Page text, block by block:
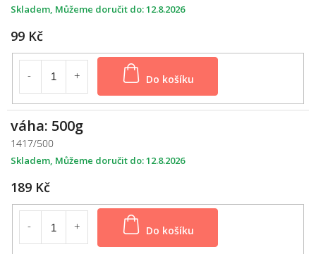
99 Kč
Do košíku
Skladem 12.8.2026
váha: 500g
1417/500
189 Kč
Skladem 12.8.2026